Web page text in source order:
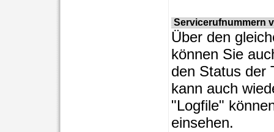
Servicerufnummern
Über den
können Sie
den Status der
kann auch
"Logfile"
einsehen.